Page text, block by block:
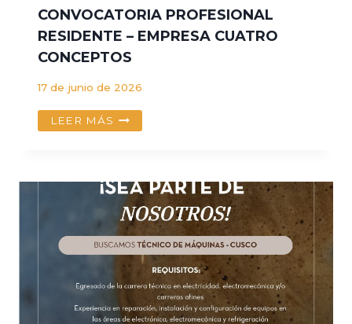
V
CONVOCATORIA PROFESIONAL
RESIDENTE – EMPRESA CUATRO
CONCEPTOS
17 de junio de 2026
LEER MÁS CONVOCATORIA
EMPRESA
CUATRO
CONCEPTOS